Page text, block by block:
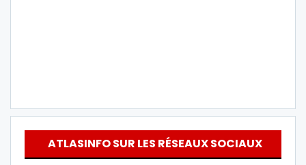
ATLASINFO SUR LES RÉSEAUX SOCIAUX